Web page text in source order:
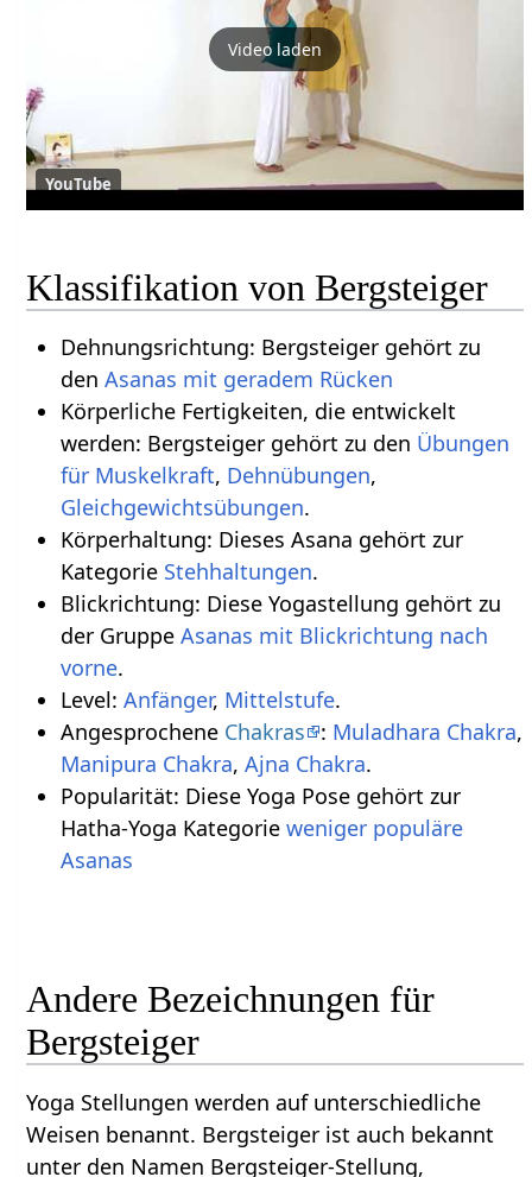
Video laden
YouTube
Klassifikation von Bergsteiger
Dehnungsrichtung: Bergsteiger gehört zu
den Asanas mit geradem Rücken
Körperliche Fertigkeiten, die entwickelt
werden: Bergsteiger gehört zu den Übungen
für Muskelkraft, Dehnübungen,
Gleichgewichtsübungen.
Körperhaltung: Dieses Asana gehört zur
Kategorie Stehhaltungen.
Blickrichtung: Diese Yogastellung gehört zu
der Gruppe Asanas mit Blickrichtung nach
vorne.
Level: Anfänger, Mittelstufe.
Angesprochene Chakras : Muladhara Chakra,
Manipura Chakra, Ajna Chakra.
Popularität: Diese Yoga Pose gehört zur
Hatha-Yoga Kategorie weniger populäre
Asanas
Andere Bezeichnungen für
Bergsteiger
Yoga Stellungen werden auf unterschiedliche
Weisen benannt. Bergsteiger ist auch bekannt
unter den Namen Bergsteiger-Stellung,